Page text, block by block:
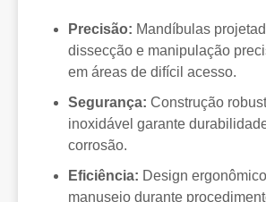
Precisão: Mandíbulas
dissecção e manipulação
em áreas de difícil acesso.
Segurança: Construção
inoxidável garante
corrosão.
Eficiência: Design
manuseio durante